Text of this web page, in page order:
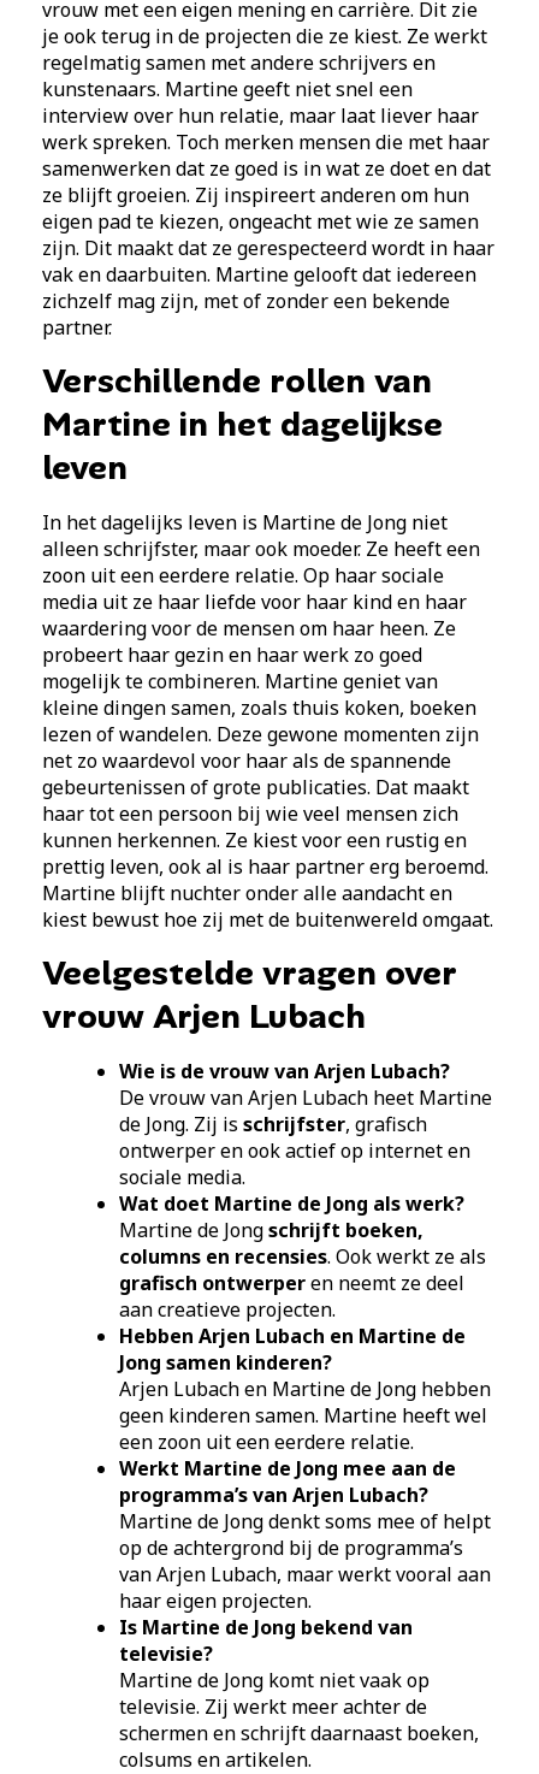
vrouw met een eigen mening en carrière. Dit zie
je ook terug in de projecten die ze kiest. Ze werkt
regelmatig samen met andere schrijvers en
kunstenaars. Martine geeft niet snel een
interview over hun relatie, maar laat liever haar
werk spreken. Toch merken mensen die met haar
samenwerken dat ze goed is in wat ze doet en dat
ze blijft groeien. Zij inspireert anderen om hun
eigen pad te kiezen, ongeacht met wie ze samen
zijn. Dit maakt dat ze gerespecteerd wordt in haar
vak en daarbuiten. Martine gelooft dat iedereen
zichzelf mag zijn, met of zonder een bekende
partner.
Verschillende rollen van
Martine in het dagelijkse
leven
In het dagelijks leven is Martine de Jong niet
alleen schrijfster, maar ook moeder. Ze heeft een
zoon uit een eerdere relatie. Op haar sociale
media uit ze haar liefde voor haar kind en haar
waardering voor de mensen om haar heen. Ze
probeert haar gezin en haar werk zo goed
mogelijk te combineren. Martine geniet van
kleine dingen samen, zoals thuis koken, boeken
lezen of wandelen. Deze gewone momenten zijn
net zo waardevol voor haar als de spannende
gebeurtenissen of grote publicaties. Dat maakt
haar tot een persoon bij wie veel mensen zich
kunnen herkennen. Ze kiest voor een rustig en
prettig leven, ook al is haar partner erg beroemd.
Martine blijft nuchter onder alle aandacht en
kiest bewust hoe zij met de buitenwereld omgaat.
Veelgestelde vragen over
vrouw Arjen Lubach
Wie is de vrouw van Arjen Lubach?
De vrouw van Arjen Lubach heet Martine
de Jong. Zij is schrijfster, grafisch
ontwerper en ook actief op internet en
sociale media.
Wat doet Martine de Jong als werk?
Martine de Jongschrijft boeken,
columns en recensies. Ook werkt ze als
grafisch ontwerperen neemt ze deel
aan creatieve projecten.
Hebben Arjen Lubach en Martine de
Jong samen kinderen?
Arjen Lubach en Martine de Jong hebben
geen kinderen samen. Martine heeft wel
een zoon uit een eerdere relatie.
Werkt Martine de Jong mee aan de
programma’s van Arjen Lubach?
Martine de Jong denkt soms mee of helpt
op de achtergrond bij de programma’s
van Arjen Lubach, maar werkt vooral aan
haar eigen projecten.
Is Martine de Jong bekend van
televisie?
Martine de Jong komt niet vaak op
televisie. Zij werkt meer achter de
schermen en schrijft daarnaast boeken,
colsums en artikelen.